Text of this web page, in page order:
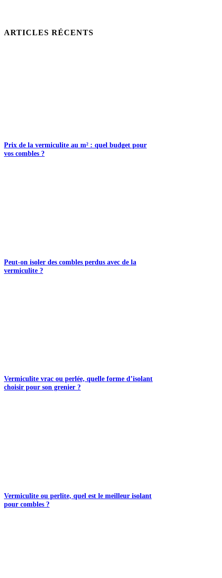
ARTICLES RÉCENTS
Prix de la vermiculite au m² : quel budget pour
vos combles ?
Peut-on isoler des combles perdus avec de la
vermiculite ?
Vermiculite vrac ou perlée, quelle forme d’isolant
choisir pour son grenier ?
Vermiculite ou perlite, quel est le meilleur isolant
pour combles ?